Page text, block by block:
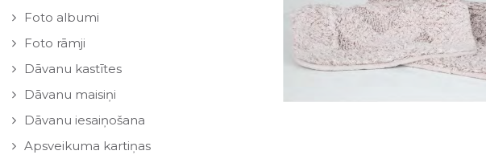
Foto albumi
Foto rāmji
Dāvanu kastītes
Dāvanu maisiņi
Dāvanu iesaiņošana
Apsveikuma kartiņas